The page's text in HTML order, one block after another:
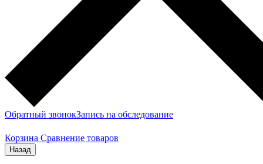
Обратный звонокЗапись на обследование
Корзина Сравнение товаров
Назад